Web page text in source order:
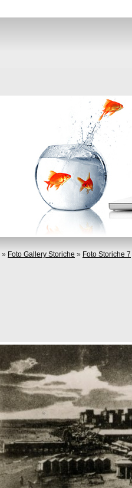
» Foto Gallery Storiche » Foto Storiche 7